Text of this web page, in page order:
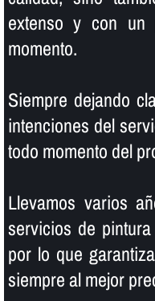
extenso y con un
momento.
Siempre dejando
intenciones del
todo momento del
Llevamos varios
servicios de
por lo que
siempre al mejor